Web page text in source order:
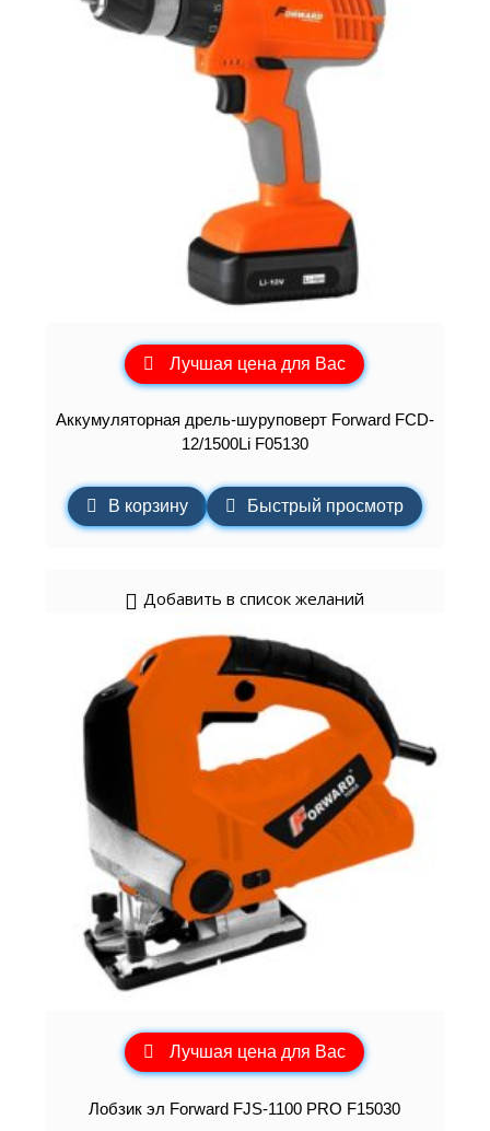
Лучшая цена для Вас
Аккумуляторная дрель-шуруповерт Forward FCD-
12/1500Li F05130
В корзину Быстрый просмотр
Добавить в список желаний
Лучшая цена для Вас
Лобзик эл Forward FJS-1100 PRO F15030